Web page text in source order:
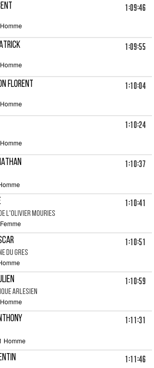
1:09:46
1:09:55
FLORENT 1:10:04
1:10:24
1:10:37
L'OLIVIER MOURIES
1:10:41
DU GRES
1:10:51
ARLESIEN
1:10:59
1:11:31
Homme
1:11:46